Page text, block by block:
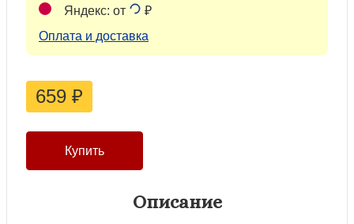
Яндекс: от
₽
Оплата и доставка
659 ₽
Описание